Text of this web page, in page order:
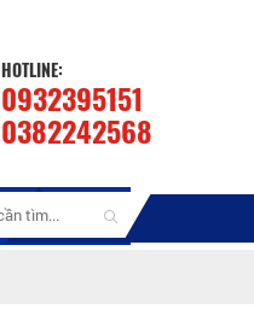
HOTLINE:
0932395151
0382242568